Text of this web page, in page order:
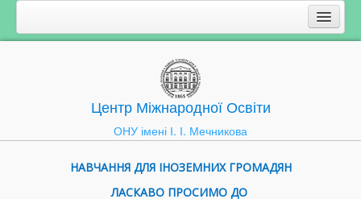
Центр Міжнародної Освіти
ОНУ імені І. І. Мечникова
НАВЧАННЯ ДЛЯ ІНОЗЕМНИХ ГРОМАДЯН
ЛАСКАВО ПРОСИМО ДО